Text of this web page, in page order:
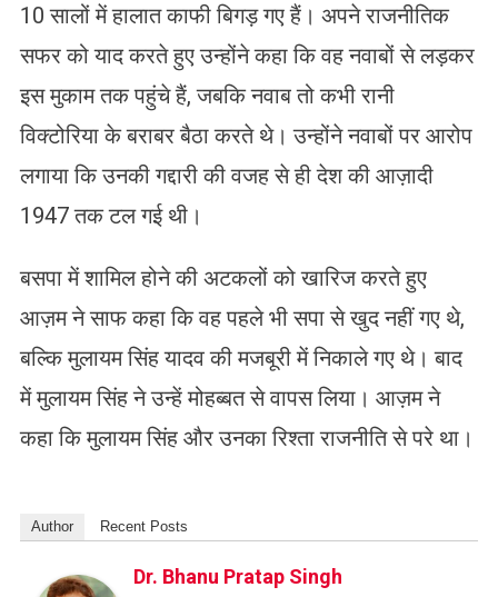
10 सालों में हालात काफी बिगड़ गए हैं। अपने राजनीतिक
सफर को याद करते हुए उन्होंने कहा कि वह नवाबों से लड़कर
इस मुकाम तक पहुंचे हैं, जबकि नवाब तो कभी रानी
विक्टोरिया के बराबर बैठा करते थे। उन्होंने नवाबों पर आरोप
लगाया कि उनकी गद्दारी की वजह से ही देश की आज़ादी
1947 तक टल गई थी।
बसपा में शामिल होने की अटकलों को खारिज करते हुए
आज़म ने साफ कहा कि वह पहले भी सपा से खुद नहीं गए थे,
बल्कि मुलायम सिंह यादव की मजबूरी में निकाले गए थे। बाद
में मुलायम सिंह ने उन्हें मोहब्बत से वापस लिया। आज़म ने
कहा कि मुलायम सिंह और उनका रिश्ता राजनीति से परे था।
Author Recent Posts
Dr. Bhanu Pratap Singh